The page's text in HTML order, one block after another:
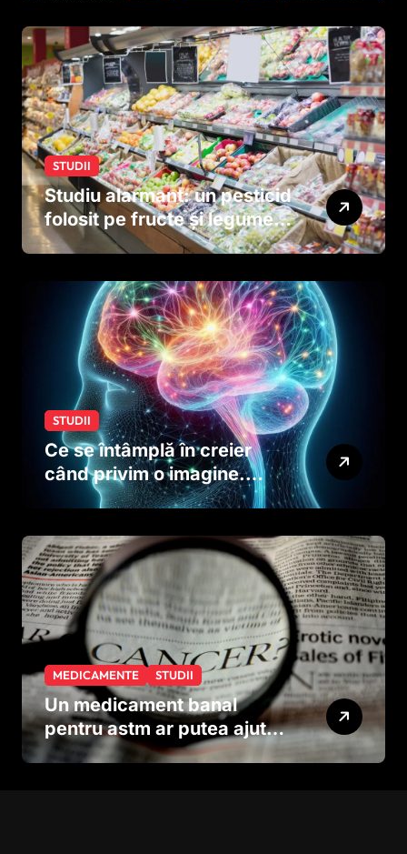
STUDII
Studiu alarmant: un pesticid
folosit pe fructe și legume
ar putea afecta dezvoltarea
dinainte de naștere
STUDII
Ce se întâmplă în creier
când privim o imagine.
Studiul care explică rolul
MEDICAMENTE STUDII
Un medicament banal
pentru astm ar putea ajuta
în lupta împotriva